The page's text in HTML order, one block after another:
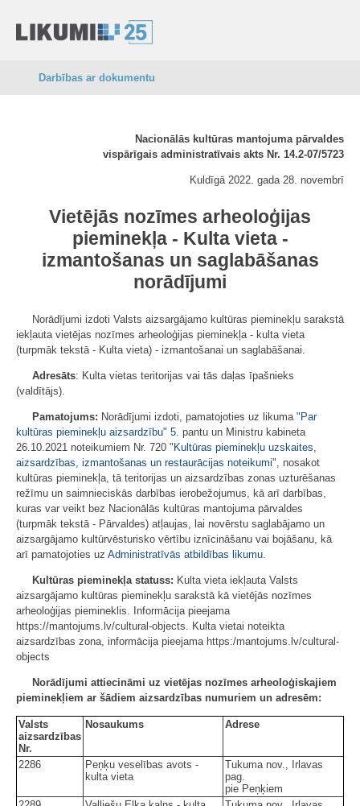
Darbības ar dokumentu
Nacionālās kultūras mantojuma pārvaldes
vispārīgais administratīvais akts Nr. 14.2-07/5723
Kuldīgā 2022. gada 28. novembrī
Vietējās nozīmes arheoloģijas
pieminekļa - Kulta vieta -
izmantošanas un saglabāšanas
norādījumi
Norādījumi izdoti Valsts aizsargājamo kultūras pieminekļu sarakstā
iekļauta vietējas nozīmes arheoloģijas pieminekļa - kulta vieta
(turpmāk tekstā - Kulta vieta) - izmantošanai un saglabāšanai.
Adresāts: Kulta vietas teritorijas vai tās daļas īpašnieks
(valdītājs).
Pamatojums: Norādījumi izdoti, pamatojoties uz likuma " Par
kultūras pieminekļu aizsardzību" 5. pantu un Ministru kabineta
26.10.2021 noteikumiem Nr. 720 " Kultūras pieminekļu uzskaites,
aizsardzības, izmantošanas un restaurācijas noteikumi", nosakot
kultūras pieminekļa, tā teritorijas un aizsardzības zonas uzturēšanas
režīmu un saimnieciskās darbības ierobežojumus, kā arī darbības,
kuras var veikt bez Nacionālās kultūras mantojuma pārvaldes
(turpmāk tekstā - Pārvaldes) atļaujas, lai novērstu saglabājamo un
aizsargājamo kultūrvēsturisko vērtību iznīcināšanu vai bojāšanu, kā
arī pamatojoties uz Administratīvās atbildības likumu.
Kultūras pieminekļa statuss: Kulta vieta iekļauta Valsts
aizsargājamo kultūras pieminekļu sarakstā kā vietējās nozīmes
arheoloģijas piemineklis. Informācija pieejama
https://mantojums.lv/cultural-objects. Kulta vietai noteikta
aizsardzības zona, informācija pieejama https:/mantojums.lv/cultural-
objects
Norādījumi attiecināmi uz vietējas nozīmes arheoloģiskajiem
pieminekļiem ar šādiem aizsardzības numuriem un adresēm:
Valsts
aizsardzības
Nr.
Nosaukums Adrese
2286
Peņķu veselības avots -
kulta vieta
Tukuma nov., Irlavas
pag.
pie Peņķiem